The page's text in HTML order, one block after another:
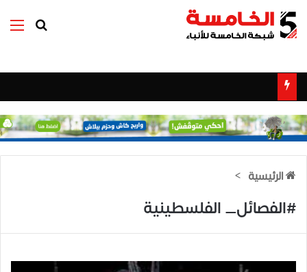
بحث عن
الرئيسية >
#الفصائل_ الفلسطينية